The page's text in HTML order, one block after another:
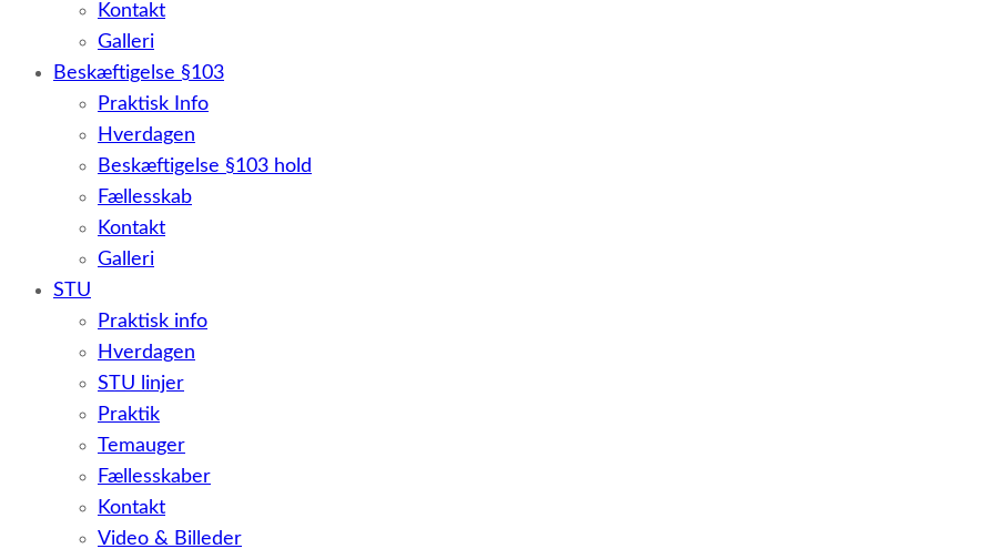
Kontakt
Galleri
Beskæftigelse §103
Praktisk Info
Hverdagen
Beskæftigelse §103 hold
Fællesskab
Kontakt
Galleri
STU
Praktisk info
Hverdagen
STU linjer
Praktik
Temauger
Fællesskaber
Kontakt
Video & Billeder